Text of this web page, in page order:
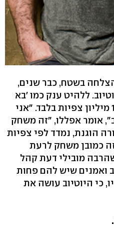
בשטח, כבר שנים,
ללהיט ענק כמו 'בא
מן השתיקה', למשל, יש 1.28 מיליון צפיות בלבד. "אני
אומר אפללו, "זה משחק
הוגנת, נמדד לפי צפיות
כמובן משחק לרעת
מובילי דעת קהל
ואמנים שיש להם פחות
כי היוטיוב עושה את